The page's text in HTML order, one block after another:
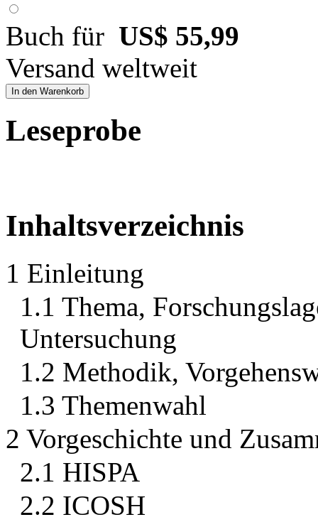
Buch für US$ 55,99
Versand weltweit
In den Warenkorb
Leseprobe
Inhaltsverzeichnis
1 Einleitung
1.1 Thema,
Untersuchung
1.2 Methodik,
1.3 Themenwahl
2 Vorgeschichte und
2.1 HISPA
2.2 ICOSH